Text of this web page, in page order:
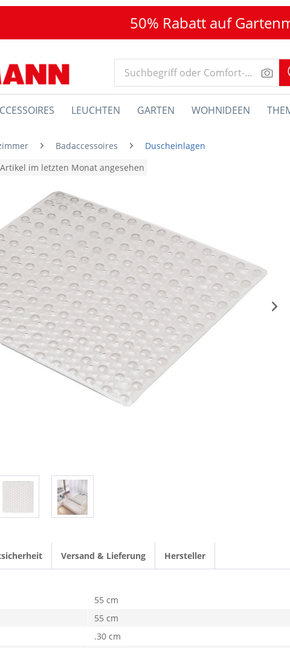
50% Rabatt auf
LEUCHTEN GARTEN WOHNIDEEN
Badaccessoires
Duscheinlagen
im letzten Monat angesehen
Versand & Lieferung Hersteller
55 cm
55 cm
.30 cm